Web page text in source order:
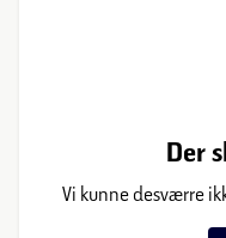
Der
Vi kunne desværre